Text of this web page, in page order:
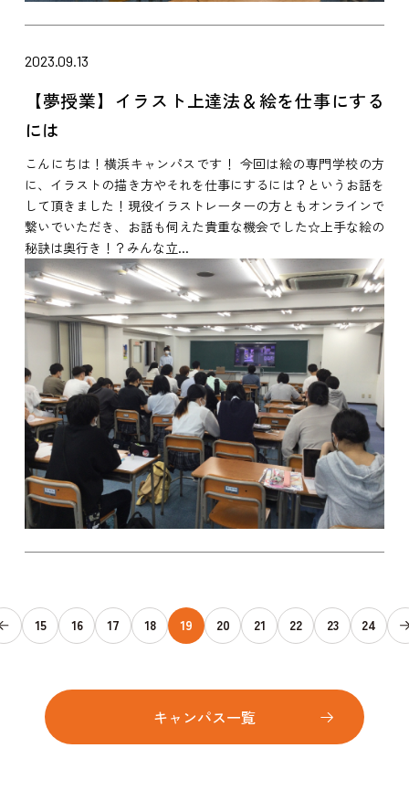
2023.09.13
【夢授業】イラスト上達法＆絵を仕事にする
には
こんにちは！横浜キャンパスです！ 今回は絵の専門学校の方
に、イラストの描き方やそれを仕事にするには？というお話を
して頂きました！現役イラストレーターの方ともオンラインで
繋いでいただき、お話も伺えた貴重な機会でした☆上手な絵の
秘訣は奥行き！？みんな立...
15 16 17 18 19 20 21 22 23 24
キャンパス一覧